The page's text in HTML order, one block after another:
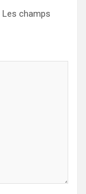
Les champs